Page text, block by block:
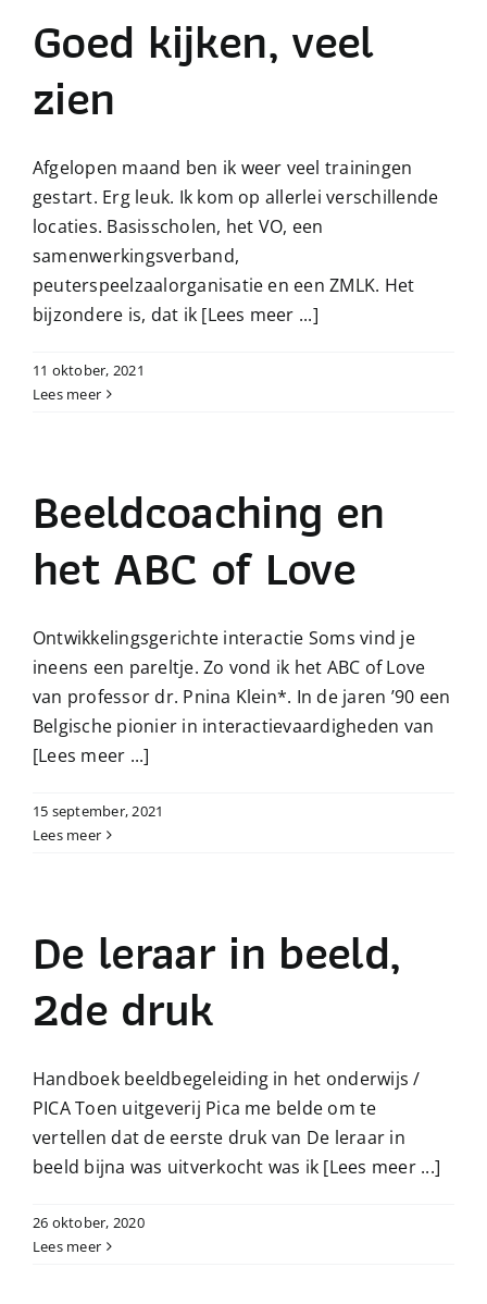
Goed kijken, veel
zien
Afgelopen maand ben ik weer veel trainingen
gestart. Erg leuk. Ik kom op allerlei verschillende
locaties. Basisscholen, het VO, een
samenwerkingsverband,
peuterspeelzaalorganisatie en een ZMLK. Het
bijzondere is, dat ik [Lees meer ...]
11 oktober, 2021
Lees meer
Beeldcoaching en
het ABC of Love
Ontwikkelingsgerichte interactie Soms vind je
ineens een pareltje. Zo vond ik het ABC of Love
van professor dr. Pnina Klein*. In de jaren ’90 een
Belgische pionier in interactievaardigheden van
[Lees meer ...]
15 september, 2021
Lees meer
De leraar in beeld,
2de druk
Handboek beeldbegeleiding in het onderwijs /
PICA Toen uitgeverij Pica me belde om te
vertellen dat de eerste druk van De leraar in
beeld bijna was uitverkocht was ik [Lees meer ...]
26 oktober, 2020
Lees meer